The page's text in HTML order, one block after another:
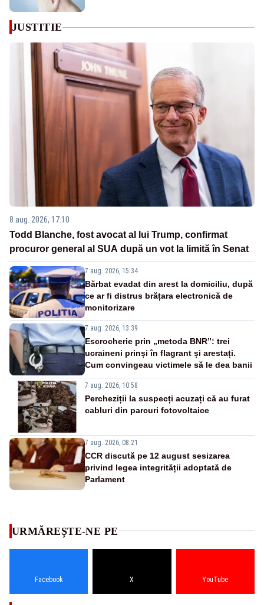
JUSTITIE
8 aug. 2026, 17:10
Todd Blanche, fost avocat al lui Trump, confirmat
procuror general al SUA după un vot la limită în Senat
7 aug. 2026, 15:34
Bărbat evadat din arest la domiciliu, după
ce ar fi distrus brățara electronică de
monitorizare
7 aug. 2026, 13:39
Escrocherie prin „metoda BNR”: trei
ucraineni prinși în flagrant și arestați.
Cum convingeau victimele să le dea banii
7 aug. 2026, 10:58
Percheziții la suspecți acuzați că au furat
cabluri din parcuri fotovoltaice
7 aug. 2026, 08:21
CCR discută pe 12 august sesizarea
privind legea integrității adoptată de
Parlament
URMĂREȘTE-NE PE
Facebook X YouTube